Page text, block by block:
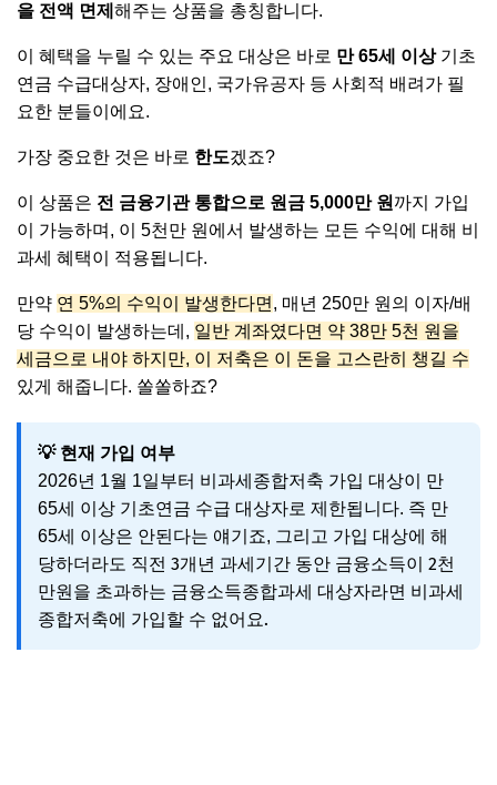
을 전액 면제 해주는 상품을 총칭합니다.
이 혜택을 누릴 수 있는 주요 대상은 바로 만 65세 이상기초
연금 수급대상자, 장애인, 국가유공자 등 사회적 배려가 필
요한 분들이에요.
가장 중요한 것은 바로 한도겠죠?
이 상품은 전 금융기관 통합으로 원금 5,000만 원 까지 가입
이 가능하며, 이 5천만 원에서 발생하는 모든 수익에 대해 비
과세 혜택이 적용됩니다.
만약 연 5%의 수익이 발생한다면 , 매년 250만 원의 이자/배
당 수익이 발생하는데, 일반 계좌였다면 약 38만 5천 원을
세금으로 내야 하지만, 이 저축은 이 돈을 고스란히 챙길 수
있게 해줍니다. 쏠쏠하죠?
💡 현재 가입 여부
2026년 1월 1일부터 비과세종합저축 가입 대상이 만
65세 이상 기초연금 수급 대상자로 제한됩니다. 즉 만
65세 이상은 안된다는 얘기죠, 그리고 가입 대상에 해
당하더라도 직전 3개년 과세기간 동안 금융소득이 2천
만원을 초과하는 금융소득종합과세 대상자라면 비과세
종합저축에 가입할 수 없어요.